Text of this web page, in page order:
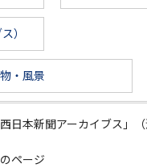
）
・風景
日本新聞アーカイブス」
ページ